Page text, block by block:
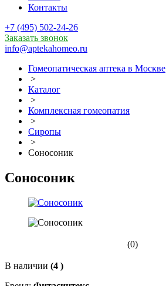
Контакты
+7 (495) 502-24-26
Заказать звонок
info@aptekahomeo.ru
Гомеопатическая аптека в Москве
>
Каталог
>
Комплексная гомеопатия
>
Сиропы
>
Соносоник
Соносоник
(0)
В наличии (4 )